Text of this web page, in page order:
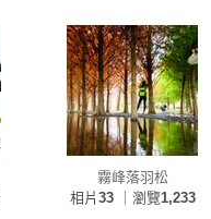
霧峰落羽松
相片 33｜瀏覽1,233